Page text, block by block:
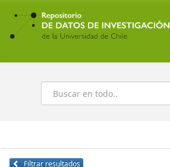
Ir
contenido
principal
Buscar
Filtrar resultados